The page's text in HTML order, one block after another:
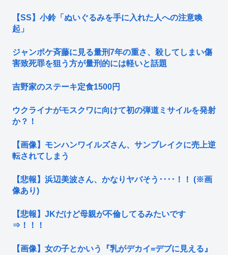
【SS】小鈴「ぬいぐるみを手に入れた人への注意喚
起」
ジャンポケ斉藤に見る量刑7年の重さ、殺してしまい傷
害致死罪を狙う方が量刑的には軽いと話題
吉野家のステーキ定食1500円
ウクライナがモスクワに向けて初の弾道ミサイルを発射
か？！
【画像】モンハンワイルズさん、サンブレイクに売上逆
転されてしまう
【悲報】浜辺美波さん、かなりヤバそう････！！ (※画
像あり)
【悲報】JKだけど母親が不倫してるみたいです
⇒！！！
【画像】女の子とかいう『乳がデカイ=デブに見える』